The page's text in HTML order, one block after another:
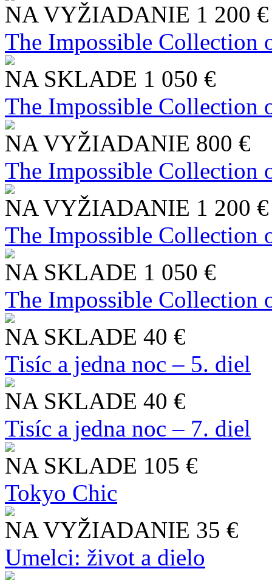
NA VYŽIADANIE 1 200 €
The Impossible Collection
NA SKLADE 1 050 €
The Impossible Collection
NA VYŽIADANIE 800 €
The Impossible Collection
NA VYŽIADANIE 1 200 €
The Impossible Collection
NA SKLADE 1 050 €
The Impossible Collection
NA SKLADE 40 €
Tisíc a jedna noc – 5. diel
NA SKLADE 40 €
Tisíc a jedna noc – 7. diel
NA SKLADE 105 €
Tokyo Chic
NA VYŽIADANIE 35 €
Umelci: život a dielo